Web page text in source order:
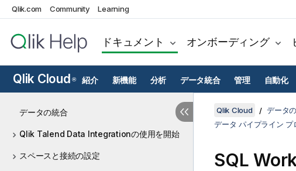
Qlik.com Community Learning
ドキュメント オンボーディング
Qlik Cloud ® 紹介 新機能 分析 データ統合 管理 自動化
データの統合
Qlik Talend Data Integrationの使用を開始
スペースと接続の設定
Qlik Cloud データ
データ パイプライン
SQL